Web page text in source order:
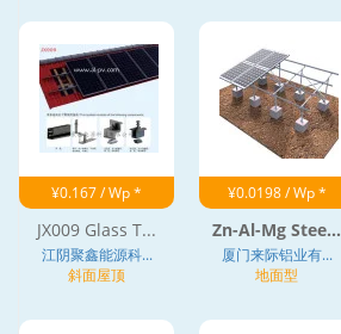
¥0.167 / Wp *
JX009 Glass T...
江阴聚鑫能源科...
斜面屋顶
¥0.0198 / Wp *
Zn-Al-Mg Stee...
厦门来际铝业有...
地面型